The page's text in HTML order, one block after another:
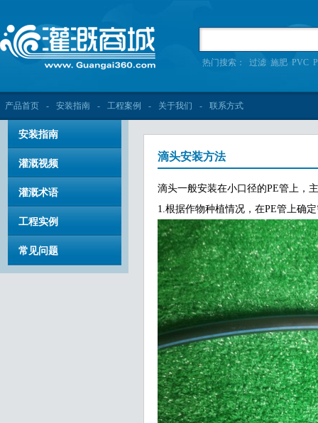
热门搜索： 过滤 施肥 PVC
产品首页 - 安装指南 - 工程案例 - 关于我们 - 联系方式
安装指南
灌溉视频
灌溉术语
工程实例
常见问题
滴头安装方法
滴头一般安装在小口径的PE管上，
1.根据作物种植情况，在PE管上确